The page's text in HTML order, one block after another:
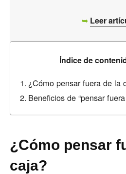
➥ Leer
Índice de
¿Cómo pensar fuera de la
Beneficios de “pensar
¿Cómo pensar
caja?